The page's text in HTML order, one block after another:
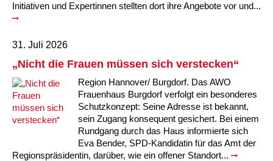
Initiativen und Expertinnen stellten dort ihre Angebote vor und...
31. Juli 2026
„Nicht die Frauen müssen sich verstecken“
Region Hannover/ Burgdorf. Das AWO
Frauenhaus Burgdorf verfolgt ein besonderes
Schutzkonzept: Seine Adresse ist bekannt,
sein Zugang konsequent gesichert. Bei einem
Rundgang durch das Haus informierte sich
Eva Bender, SPD-Kandidatin für das Amt der
Regionspräsidentin, darüber, wie ein offener Standort...